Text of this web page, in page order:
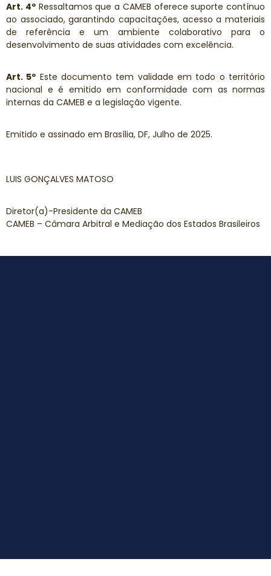
Art. 4ºRessaltamos que a CAMEB oferece suporte contínuo
ao associado, garantindo capacitações, acesso a materiais
de referência e um ambiente colaborativo para o
desenvolvimento de suas atividades com excelência.
Art. 5º Este documento tem validade em todo o território
nacional e é emitido em conformidade com as normas
internas da CAMEB e a legislação vigente.
Emitido e assinado em Brasília, DF, Julho de 2025.
LUIS GONÇALVES MATOSO
Diretor(a)-Presidente da CAMEB
CAMEB – Câmara Arbitral e Mediação dos Estados Brasileiros